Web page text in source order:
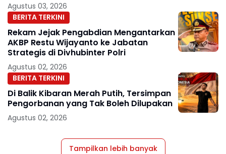
Agustus 03, 2026
BERITA TERKINI
Rekam Jejak Pengabdian Mengantarkan
AKBP Restu Wijayanto ke Jabatan
Strategis di Divhubinter Polri
Agustus 02, 2026
BERITA TERKINI
Di Balik Kibaran Merah Putih, Tersimpan
Pengorbanan yang Tak Boleh Dilupakan
Agustus 02, 2026
Tampilkan lebih banyak